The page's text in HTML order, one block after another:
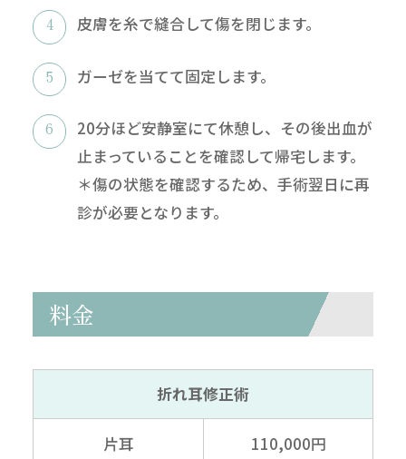
皮膚を糸で縫合して傷を閉じます。
ガーゼを当てて固定します。
20分ほど安静室にて休憩し、その後出血が
止まっていることを確認して帰宅します。
＊傷の状態を確認するため、手術翌日に再
診が必要となります。
料金
折れ耳修正術
片耳 110,000円